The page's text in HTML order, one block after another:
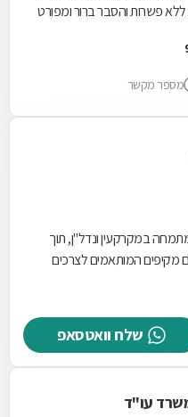
ללא פשרות והסבר ברור ומפורט
מספר מקשר
במקרקעין ונדל"ן, תוך
מקיפים המותאמים לצרכים
שלח וואטסאפ
עו"ד